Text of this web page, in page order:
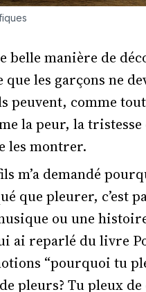
belle manière de
que les garçons ne
peuvent, comme
la peur, la
les montrer.
m’a demandé
que pleurer, c’est
ou une
ai reparlé du livre
“pourquoi tu
pleurs? Tu pleux